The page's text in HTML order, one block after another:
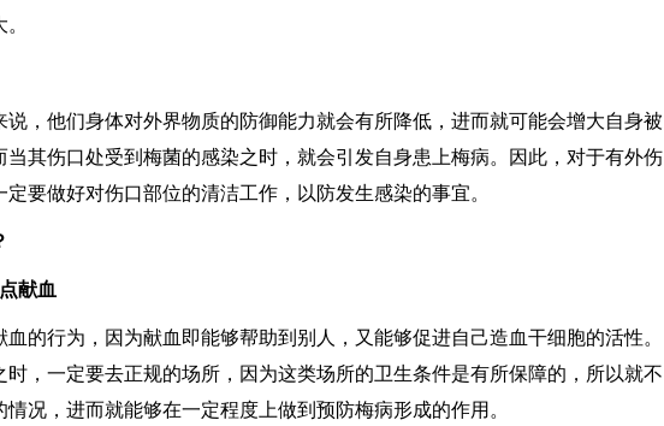
说，他们身体对外界物质的防御能力就会有所降低，进而就可能会增大自身被
当其伤口处受到梅菌的感染之时，就会引发自身患上梅病。因此，对于有外伤
要做好对伤口部位的清洁工作，以防发生感染的事宜。
献血
的行为，因为献血即能够帮助到别人，又能够促进自己造血干细胞的活性。
时，一定要去正规的场所，因为这类场所的卫生条件是有所保障的，所以就不
况，进而就能够在一定程度上做到预防梅病形成的作用。